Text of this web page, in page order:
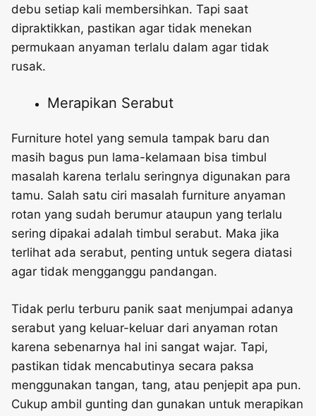
debu setiap kali membersihkan. Tapi saat
dipraktikkan, pastikan agar tidak menekan
permukaan anyaman terlalu dalam agar tidak
rusak.
Merapikan Serabut
Furniture hotel yang semula tampak baru dan
masih bagus pun lama-kelamaan bisa timbul
masalah karena terlalu seringnya digunakan para
tamu. Salah satu ciri masalah furniture anyaman
rotan yang sudah berumur ataupun yang terlalu
sering dipakai adalah timbul serabut. Maka jika
terlihat ada serabut, penting untuk segera diatasi
agar tidak mengganggu pandangan.
Tidak perlu terburu panik saat menjumpai adanya
serabut yang keluar-keluar dari anyaman rotan
karena sebenarnya hal ini sangat wajar. Tapi,
pastikan tidak mencabutinya secara paksa
menggunakan tangan, tang, atau penjepit apa pun.
Cukup ambil gunting dan gunakan untuk merapikan